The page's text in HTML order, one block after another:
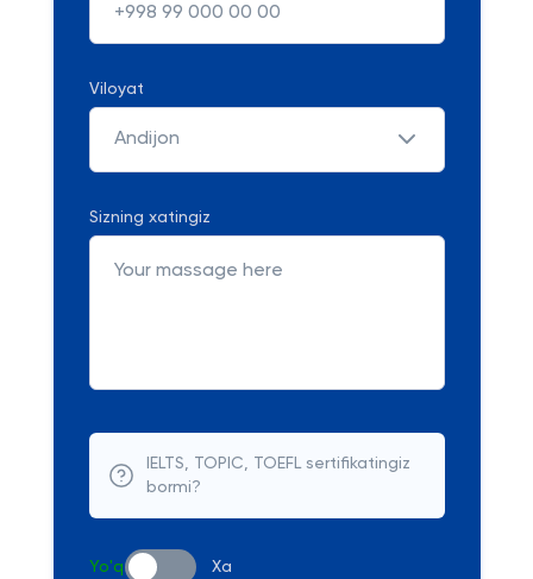
Viloyat
Andijon
Sizning xatingiz
IELTS, TOPIC, TOEFL sertifikatingiz
bormi?
Yo'q Xa